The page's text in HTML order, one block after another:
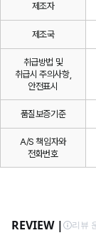
제조자
제조국
취급방법 및
취급시 주의사항,
안전표시
품질보증기준
A/S 책임자와
전화번호